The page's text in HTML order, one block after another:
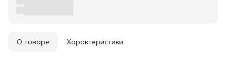
О товаре Характеристики